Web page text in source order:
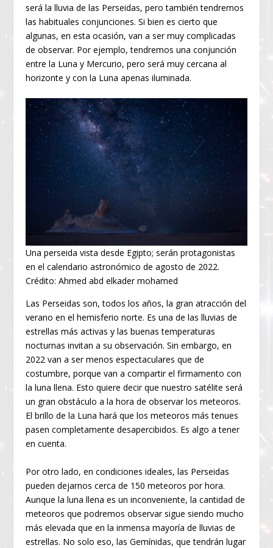
será la lluvia de las Perseidas, pero también tendremos
las habituales conjunciones. Si bien es cierto que
algunas, en esta ocasión, van a ser muy complicadas
de observar. Por ejemplo, tendremos una conjunción
entre la Luna y Mercurio, pero será muy cercana al
horizonte y con la Luna apenas iluminada.
Una perseida vista desde Egipto; serán protagonistas
en el calendario astronómico de agosto de 2022.
Crédito: Ahmed abd elkader mohamed
Las Perseidas son, todos los años, la gran atracción del
verano en el hemisferio norte. Es una de las lluvias de
estrellas más activas y las buenas temperaturas
nocturnas invitan a su observación. Sin embargo, en
2022 van a ser menos espectaculares que de
costumbre, porque van a compartir el firmamento con
la luna llena. Esto quiere decir que nuestro satélite será
un gran obstáculo a la hora de observar los meteoros.
El brillo de la Luna hará que los meteoros más tenues
pasen completamente desapercibidos. Es algo a tener
en cuenta.
Por otro lado, en condiciones ideales, las Perseidas
pueden dejarnos cerca de 150 meteoros por hora.
Aunque la luna llena es un inconveniente, la cantidad de
meteoros que podremos observar sigue siendo mucho
más elevada que en la inmensa mayoría de lluvias de
estrellas. No solo eso, las Gemínidas, que tendrán lugar